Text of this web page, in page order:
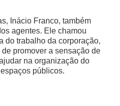
Inácio Franco, também
agentes. Ele chamou
do trabalho da corporação,
promover a sensação de
na organização do
públicos.